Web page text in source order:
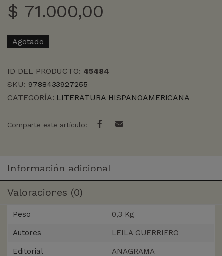
$ 71.000,00
Agotado
ID DEL PRODUCTO: 45484
SKU: 9788433927255
CATEGORÍA: LITERATURA HISPANOAMERICANA
Comparte este artículo:
Información adicional
Valoraciones (0)
Peso 0,3 Kg
Autores LEILA GUERRIERO
Editorial ANAGRAMA